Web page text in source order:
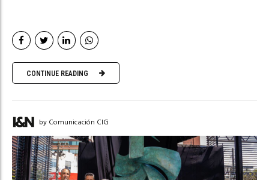
CONTINUE READING
by Comunicación CIG